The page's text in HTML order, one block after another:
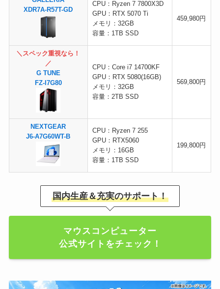
XDR7A-R57T-GD
CPU：Ryzen 7 7800X3D
GPU：RTX 5070 Ti
メモリ：32GB
容量：1TB SSD
459,980円
＼スペック重視なら！
／
G TUNE
FZ-I7G80
CPU：Core i7 14700KF
GPU：RTX 5080(16GB)
メモリ：32GB
容量：2TB SSD
569,800円
NEXTGEAR
J6-A7G60WT-B
CPU：Ryzen 7 255
GPU：RTX5060
メモリ：16GB
容量：1TB SSD
199,800円
国内生産＆充実のサポート！
マウスコンピューター
公式サイトをチェック！